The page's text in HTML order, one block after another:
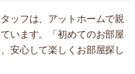
ッフは、アットホームで親
います。「初めてのお部屋
安心して楽しくお部屋探し